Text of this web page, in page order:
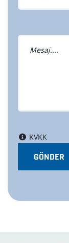
KVKK
GÖNDER